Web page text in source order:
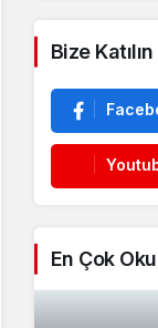
Bize Katılın
En Çok